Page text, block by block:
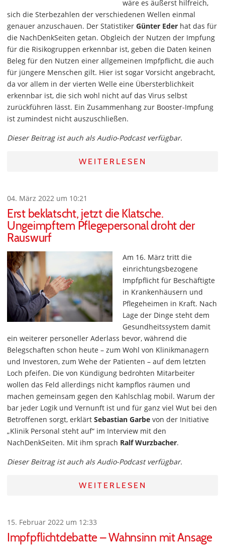
wäre es äußerst hilfreich,
sich die Sterbezahlen der verschiedenen Wellen einmal
genauer anzuschauen. Der Statistiker Günter Eder hat das für
die NachDenkSeiten getan. Obgleich der Nutzen der Impfung
für die Risikogruppen erkennbar ist, geben die Daten keinen
Beleg für den Nutzen einer allgemeinen Impfpflicht, die auch
für jüngere Menschen gilt. Hier ist sogar Vorsicht angebracht,
da vor allem in der vierten Welle eine Übersterblichkeit
erkennbar ist, die sich wohl nicht auf das Virus selbst
zurückführen lässt. Ein Zusammenhang zur Booster-Impfung
ist zumindest nicht auszuschließen.
Dieser Beitrag ist auch als Audio-Podcast verfügbar.
WEITERLESEN
04. März 2022 um 10:21
Erst beklatscht, jetzt die Klatsche.
Ungeimpftem Pflegepersonal droht der
Rauswurf
Am 16. März tritt die
einrichtungsbezogene
Impfpflicht für Beschäftigte
in Krankenhäusern und
Pflegeheimen in Kraft. Nach
Lage der Dinge steht dem
Gesundheitssystem damit
ein weiterer personeller Aderlass bevor, während die
Belegschaften schon heute – zum Wohl von Klinikmanagern
und Investoren, zum Wehe der Patienten – auf dem letzten
Loch pfeifen. Die von Kündigung bedrohten Mitarbeiter
wollen das Feld allerdings nicht kampflos räumen und
machen gemeinsam gegen den Kahlschlag mobil. Warum der
bar jeder Logik und Vernunft ist und für ganz viel Wut bei den
Betroffenen sorgt, erklärt Sebastian Garbe von der Initiative
„Klinik Personal steht auf“ im Interview mit den
NachDenkSeiten. Mit ihm sprach Ralf Wurzbacher.
Dieser Beitrag ist auch als Audio-Podcast verfügbar.
WEITERLESEN
15. Februar 2022 um 12:33
Impfpflichtdebatte – Wahnsinn mit Ansage